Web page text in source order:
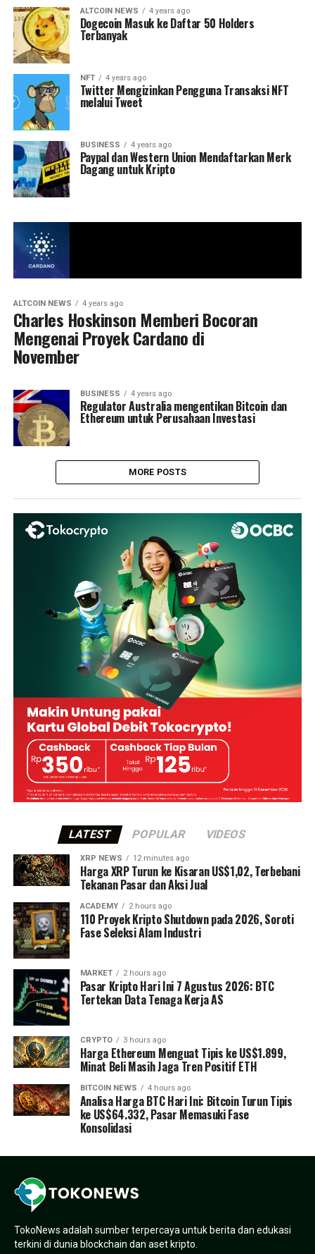
ALTCOIN NEWS 4 years ago
Dogecoin Masuk ke Daftar 50 Holders
Terbanyak
NFT 4 years ago
Twitter Mengizinkan Pengguna Transaksi NFT
melalui Tweet
BUSINESS 4 years ago
Paypal dan Western Union Mendaftarkan Merk
Dagang untuk Kripto
ALTCOIN NEWS 4 years ago
Charles Hoskinson Memberi Bocoran
Mengenai Proyek Cardano di
November
BUSINESS 4 years ago
Regulator Australia mengentikan Bitcoin dan
Ethereum untuk Perusahaan Investasi
MORE POSTS
LATEST POPULAR VIDEOS
XRP NEWS 12 minutes ago
Harga XRP Turun ke Kisaran US$1,02, Terbebani
Tekanan Pasar dan Aksi Jual
ACADEMY 2 hours ago
110 Proyek Kripto Shutdown pada 2026, Soroti
Fase Seleksi Alam Industri
MARKET 2 hours ago
Pasar Kripto Hari Ini 7 Agustus 2026: BTC
Tertekan Data Tenaga Kerja AS
CRYPTO 3 hours ago
Harga Ethereum Menguat Tipis ke US$1.899,
Minat Beli Masih Jaga Tren Positif ETH
BITCOIN NEWS 4 hours ago
Analisa Harga BTC Hari Ini: Bitcoin Turun Tipis
ke US$64.332, Pasar Memasuki Fase
Konsolidasi
TokoNews adalah sumber terpercaya untuk berita dan edukasi
terkini di dunia blockchain dan aset kripto.